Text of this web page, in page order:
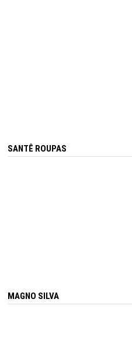
SANTÊ ROUPAS
MAGNO SILVA